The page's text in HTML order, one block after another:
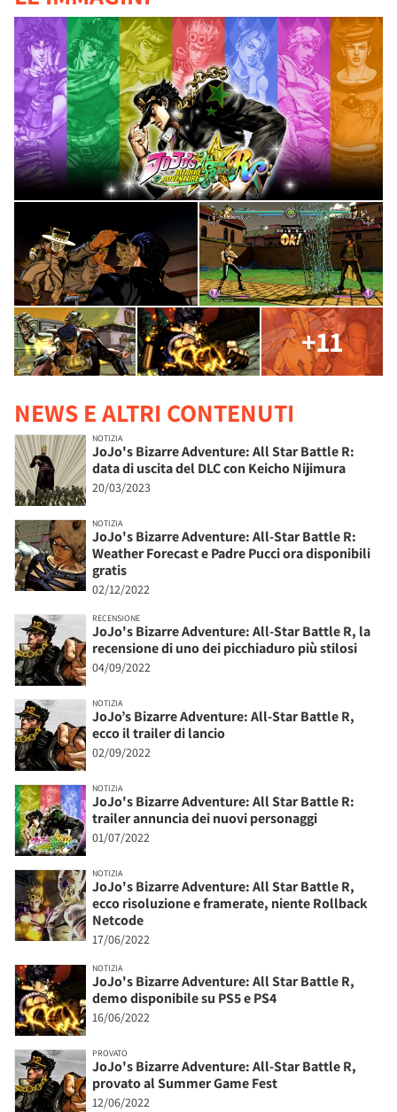
+11
NEWS E ALTRI CONTENUTI
NOTIZIA
JoJo's Bizarre Adventure: All Star Battle R:
data di uscita del DLC con Keicho Nijimura
20/03/2023
NOTIZIA
JoJo's Bizarre Adventure: All-Star Battle R:
Weather Forecast e Padre Pucci ora disponibili
gratis
02/12/2022
RECENSIONE
JoJo's Bizarre Adventure: All-Star Battle R, la
recensione di uno dei picchiaduro più stilosi
04/09/2022
NOTIZIA
JoJo’s Bizarre Adventure: All-Star Battle R,
ecco il trailer di lancio
02/09/2022
NOTIZIA
JoJo's Bizarre Adventure: All Star Battle R:
trailer annuncia dei nuovi personaggi
01/07/2022
NOTIZIA
JoJo's Bizarre Adventure: All Star Battle R,
ecco risoluzione e framerate, niente Rollback
Netcode
17/06/2022
NOTIZIA
JoJo's Bizarre Adventure: All Star Battle R,
demo disponibile su PS5 e PS4
16/06/2022
PROVATO
JoJo's Bizarre Adventure: All-Star Battle R,
provato al Summer Game Fest
12/06/2022